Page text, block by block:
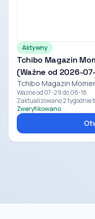
Aktywny
Tchibo Magazin
(Ważne od 2026-
Tchibo Magazin
Ważne od 07-29 do 08-18
Zaktualizowano 2 tygodnie
Zweryfikowano